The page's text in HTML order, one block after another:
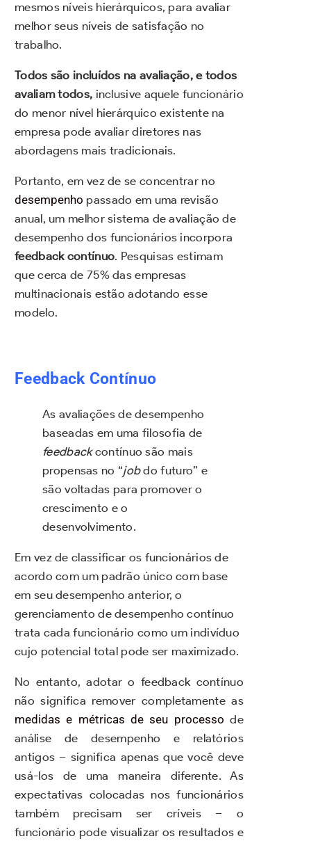
mesmos níveis hierárquicos, para avaliar
melhor seus níveis de satisfação no
trabalho.
Todos são incluídos na avaliação, e todos
avaliam todos, inclusive aquele funcionário
do menor nível hierárquico existente na
empresa pode avaliar diretores nas
abordagens mais tradicionais.
Portanto, em vez de se concentrar no
desempenho passado em uma revisão
anual, um melhor sistema de avaliação de
desempenho dos funcionários incorpora
feedback contínuo. Pesquisas estimam
que cerca de 75% das empresas
multinacionais estão adotando esse
modelo.
Feedback Contínuo
As avaliações de desempenho
baseadas em uma filosofia de
feedbackcontínuo são mais
propensas no “jobdo futuro” e
são voltadas para promover o
crescimento e o
desenvolvimento.
Em vez de classificar os funcionários de
acordo com um padrão único com base
em seu desempenho anterior, o
gerenciamento de desempenho contínuo
trata cada funcionário como um indivíduo
cujo potencial total pode ser maximizado.
No entanto, adotar o feedback contínuo
não significa remover completamente as
medidas e métricas de seu processo de
análise de desempenho e relatórios
antigos – significa apenas que você deve
usá-los de uma maneira diferente.As
expectativas colocadas nos funcionários
também precisam ser críveis – o
funcionário pode visualizar os resultados e